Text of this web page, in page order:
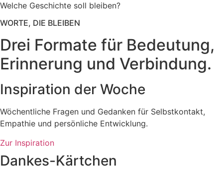
Welche Geschichte soll bleiben?
WORTE, DIE BLEIBEN
Drei Formate für Bedeutung,
Erinnerung und Verbindung.
Inspiration der Woche
Wöchentliche Fragen und Gedanken für Selbstkontakt,
Empathie und persönliche Entwicklung.
Zur Inspiration
Dankes-Kärtchen